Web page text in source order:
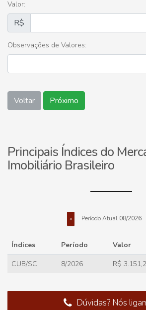
Valor:
R$
Observações de Valores:
Voltar Próximo
Principais Índices do
Imobiliário Brasileiro
« Período Atual 08/2026
Índices Período
Valor
CUB/SC
8/2026 R$
Dúvidas? Nós